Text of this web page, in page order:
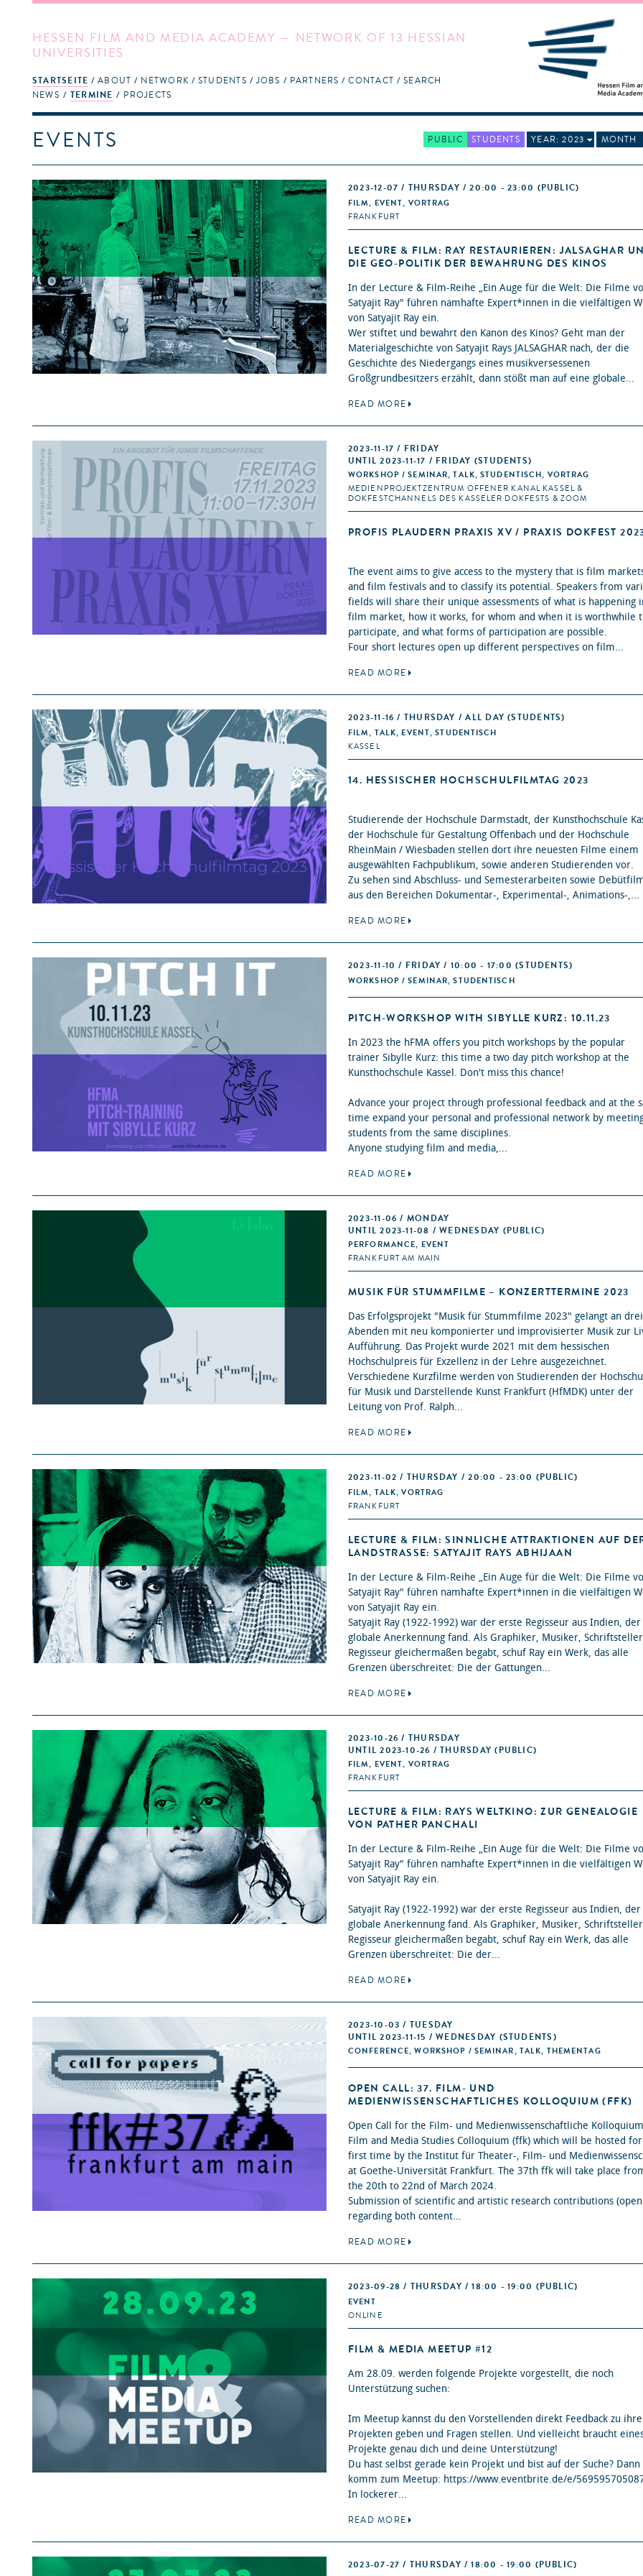
HESSEN FILM AND MEDIA ACADEMY — NETWORK OF 13 HESSIAN
UNIVERSITIES
STARTSEITE
NEWS
TERMINE PROJECTS
ABOUT NETWORK STUDENTS JOBS PARTNERS CONTACT SEARCH
PUBLIC STUDENTS YEAR: 2023 MONTH
EVENTS
2023-12-07 / THURSDAY / 20:00 - 23:00 (PUBLIC)
FILM, EVENT, VORTRAG
FRANKFURT
LECTURE & FILM: RAY RESTAURIEREN: JALSAGHAR
DIE GEO-POLITIK DER BEWAHRUNG DES KINOS
In der Lecture & Film-Reihe „Ein Auge für die Welt: Die Filme
Satyajit Ray" führen namhafte Expert*innen in die vielfältigen
von Satyajit Ray ein.
Wer stiftet und bewahrt den Kanon des Kinos? Geht man der
Materialgeschichte von Satyajit Rays JALSAGHAR nach, der die
Geschichte des Niedergangs eines musikversessenen
Großgrundbesitzers erzählt, dann stößt man auf eine globale...
READ MORE
2023-11-17 / FRIDAY
UNTIL 2023-11-17 / FRIDAY (STUDENTS)
WORKSHOP / SEMINAR, TALK, STUDENTISCH, VORTRAG
MEDIENPROJEKTZENTRUM OFFENER KANAL KASSEL &
DOKFESTCHANNELS DES KASSELER DOKFESTS & ZOOM
PROFIS PLAUDERN PRAXIS XV / PRAXIS DOKFEST
The event aims to give access to the mystery that is film
and film festivals and to classify its potential. Speakers from
fields will share their unique assessments of what is happening
film market, how it works, for whom and when it is worthwhile
participate, and what forms of participation are possible.
Four short lectures open up different perspectives on film...
READ MORE
2023-11-16 / THURSDAY / ALL DAY(STUDENTS)
FILM, TALK, EVENT, STUDENTISCH
KASSEL
14. HESSISCHER HOCHSCHULFILMTAG 2023
Studierende der Hochschule Darmstadt, der Kunsthochschule
der Hochschule für Gestaltung Offenbach und der Hochschule
RheinMain / Wiesbaden stellen dort ihre neuesten Filme einem
ausgewählten Fachpublikum, sowie anderen Studierenden vor.
Zu sehen sind Abschluss- und Semesterarbeiten sowie
aus den Bereichen Dokumentar-, Experimental-, Animations-,...
READ MORE
2023-11-10 / FRIDAY / 10:00 - 17:00(STUDENTS)
WORKSHOP / SEMINAR, STUDENTISCH
PITCH-WORKSHOP WITH SIBYLLE KURZ: 10.11.23
In 2023 the hFMA offers you pitch workshops by the popular
trainer Sibylle Kurz: this time a two day pitch workshop at the
Kunsthochschule Kassel. Don't miss this chance!
Advance your project through professional feedback and at the
time expand your personal and professional network by
students from the same disciplines.
Anyone studying film and media,...
READ MORE
2023-11-06 / MONDAY
UNTIL 2023-11-08 / WEDNESDAY (PUBLIC)
PERFORMANCE, EVENT
FRANKFURT AM MAIN
MUSIK FÜR STUMMFILME – KONZERTTERMINE 2023
Das Erfolgsprojekt "Musik für Stummfilme 2023" gelangt an drei
Abenden mit neu komponierter und improvisierter Musik zur
Aufführung. Das Projekt wurde 2021 mit dem hessischen
Hochschulpreis für Exzellenz in der Lehre ausgezeichnet.
Verschiedene Kurzfilme werden von Studierenden der
für Musik und Darstellende Kunst Frankfurt (HfMDK) unter der
Leitung von Prof. Ralph...
READ MORE
2023-11-02 / THURSDAY / 20:00 - 23:00 (PUBLIC)
FILM, TALK, VORTRAG
FRANKFURT
LECTURE & FILM: SINNLICHE ATTRAKTIONEN AUF
LANDSTRASSE: SATYAJIT RAYS ABHIJAAN
In der Lecture & Film-Reihe „Ein Auge für die Welt: Die Filme
Satyajit Ray" führen namhafte Expert*innen in die vielfältigen
von Satyajit Ray ein.
Satyajit Ray (1922-1992) war der erste Regisseur aus Indien, der
globale Anerkennung fand. Als Graphiker, Musiker,
Regisseur gleichermaßen begabt, schuf Ray ein Werk, das alle
Grenzen überschreitet: Die der Gattungen...
READ MORE
2023-10-26 / THURSDAY
UNTIL 2023-10-26 / THURSDAY (PUBLIC)
FILM, EVENT, VORTRAG
FRANKFURT
LECTURE & FILM: RAYS WELTKINO: ZUR GENEALOGIE
VON PATHER PANCHALI
In der Lecture & Film-Reihe „Ein Auge für die Welt: Die Filme
Satyajit Ray" führen namhafte Expert*innen in die vielfältigen
von Satyajit Ray ein.
Satyajit Ray (1922-1992) war der erste Regisseur aus Indien, der
globale Anerkennung fand. Als Graphiker, Musiker,
Regisseur gleichermaßen begabt, schuf Ray ein Werk, das alle
Grenzen überschreitet: Die der...
READ MORE
2023-10-03 / TUESDAY
UNTIL 2023-11-15 / WEDNESDAY (STUDENTS)
CONFERENCE, WORKSHOP / SEMINAR, TALK, THEMENTAG
OPEN CALL: 37. FILM- UND
MEDIENWISSENSCHAFTLICHES KOLLOQUIUM (FFK)
Open Call for the Film- und Medienwissenschaftliche
Film and Media Studies Colloquium (ffk) which will be hosted
first time by the Institut für Theater-, Film- und
at Goethe-Universität Frankfurt. The 37th ffk will take place
the 20th to 22nd of March 2024.
Submission of scientific and artistic research contributions (open
regarding both content...
READ MORE
2023-09-28 / THURSDAY / 18:00 - 19:00 (PUBLIC)
EVENT
ONLINE
FILM & MEDIA MEETUP #12
Am 28.09. werden folgende Projekte vorgestellt, die noch
Unterstützung suchen:
I m Meetup kannst du den Vorstellenden direkt Feedback zu
Projekten geben und Fragen stellen. Und vielleicht braucht
Projekte genau dich und deine Unterstützung!
Du hast selbst gerade kein Projekt und bist auf der Suche? Dann
komm zum Meetup: https://www.eventbrite.de/e/
In lockerer...
READ MORE
2023-07-27 / THURSDAY / 18:00 - 19:00 (PUBLIC)